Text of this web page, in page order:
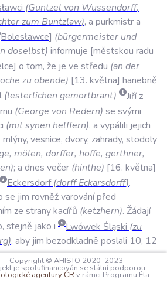
(Guntzel von Wussendorff,
zum Buntzlaw), a purkmistra
Bolesławce (bürgermeister und
doselbst) informuje městskou radu
o tom, že je ve středu (an der
zuobende) 13. května hanebně
(lesterlichen gemortbrant) Jiří z
(George von Redern) se svými
(mitsynen helffern), a vypálili jejich
mlýny, vesnice, dvory, zahrady, stodoly
, mölen, dorffer, hoffe, gerthner,
); a dnes večer (hinthe) 16. května
Eckersdorf(dorff Eckarsdorff).
se jim rovněžvarovánípřed
ze stranykacířů (ketzhern). Žádají
, stejně jako i Lwówek Śląski (zu
), aby jim bezodkladně poslali 10, 12
pěších,kolikjenbudoumoci(guter
10 oder12oderso meist ir
Copyright © AHISTO 2020–2023
je spolufinancován se státní podporou
agentury ČR v rámci Programu Éta.